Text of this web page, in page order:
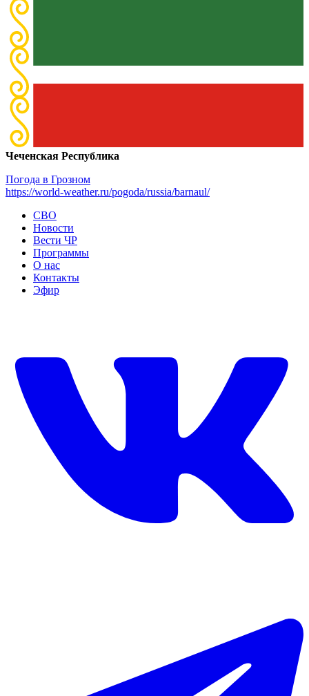
Чеченская Республика
Погода в Грозном
https://world-weather.ru/pogoda/russia/barnaul/
СВО
Новости
Вести ЧР
Программы
О нас
Контакты
Эфир